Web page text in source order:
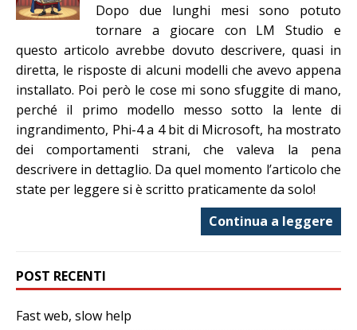
Dopo due lunghi mesi sono potuto
tornare a giocare con LM Studio e
questo articolo avrebbe dovuto descrivere, quasi in
diretta, le risposte di alcuni modelli che avevo appena
installato. Poi però le cose mi sono sfuggite di mano,
perché il primo modello messo sotto la lente di
ingrandimento, Phi-4 a 4 bit di Microsoft, ha mostrato
dei comportamenti strani, che valeva la pena
descrivere in dettaglio. Da quel momento l’articolo che
state per leggere si è scritto praticamente da solo!
Continua a leggere
POST RECENTI
Fast web, slow help